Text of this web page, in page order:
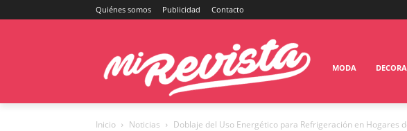
Quiénes somos Publicidad Contacto
MODA
Inicio Noticias Doblaje del Uso Energético para Refrigeración en Hogares